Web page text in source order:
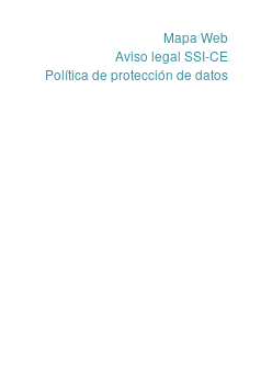
Mapa Web
Aviso legal SSI-CE
Política de protección de datos